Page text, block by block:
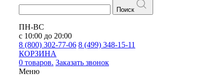
Поиск
ПН-ВС
с 10:00 до 20:00
8 (800) 302-77-06 8 (499) 348-15-11
КОРЗИНА
0 товаров. Заказать звонок
Меню